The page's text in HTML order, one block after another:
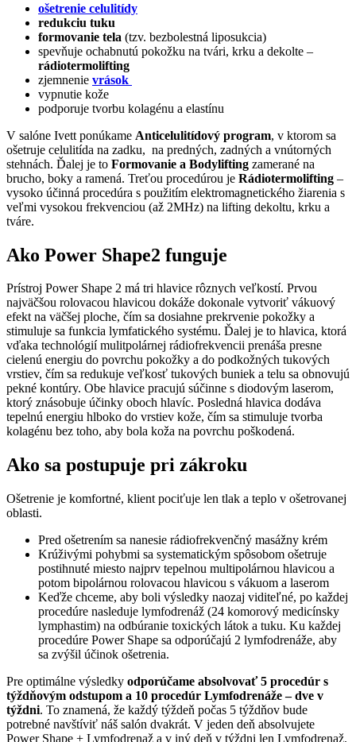
ošetrenie celulitídy
redukciu tuku
formovanie tela (tzv. bezbolestná liposukcia)
spevňuje ochabnutú pokožku na tvári, krku a dekolte –
rádiotermolifting
zjemnenie vrások
vypnutie kože
podporuje tvorbu kolagénu a elastínu
V salóne Ivett ponúkame Anticelulitídový program, v ktorom sa
ošetruje celulitída na zadku, na predných, zadných a vnútorných
stehnách. Ďalej je to Formovanie a Bodylifting zamerané na
brucho, boky a ramená. Treťou procedúrou je Rádiotermolifting –
vysoko účinná procedúra s použitím elektromagnetického žiarenia s
veľmi vysokou frekvenciou (až 2MHz) na lifting dekoltu, krku a
tváre.
Ako Power Shape2 funguje
Prístroj Power Shape 2 má tri hlavice rôznych veľkostí. Prvou
najväčšou rolovacou hlavicou dokáže dokonale vytvoriť vákuový
efekt na väčšej ploche, čím sa dosiahne prekrvenie pokožky a
stimuluje sa funkcia lymfatického systému. Ďalej je to hlavica, ktorá
vďaka technológií mulitpolárnej rádiofrekvencii prenáša presne
cielenú energiu do povrchu pokožky a do podkožných tukových
vrstiev, čím sa redukuje veľkosť tukových buniek a telu sa obnovujú
pekné kontúry. Obe hlavice pracujú súčinne s diodovým laserom,
ktorý znásobuje účinky oboch hlavíc. Posledná hlavica dodáva
tepelnú energiu hlboko do vrstiev kože, čím sa stimuluje tvorba
kolagénu bez toho, aby bola koža na povrchu poškodená.
Ako sa postupuje pri zákroku
Ošetrenie je komfortné, klient pociťuje len tlak a teplo v ošetrovanej
oblasti.
Pred ošetrením sa nanesie rádiofrekvenčný masážny krém
Krúživými pohybmi sa systematickým spôsobom ošetruje
postihnuté miesto najprv tepelnou multipolárnou hlavicou a
potom bipolárnou rolovacou hlavicou s vákuom a laserom
Keďže chceme, aby boli výsledky naozaj viditeľné, po každej
procedúre nasleduje lymfodrenáž (24 komorový medicínsky
lymphastim) na odbúranie toxických látok a tuku. Ku každej
procedúre Power Shape sa odporúčajú 2 lymfodrenáže, aby
sa zvýšil účinok ošetrenia.
Pre optimálne výsledky odporúčame absolvovať 5 procedúr s
týždňovým odstupom a 10 procedúr Lymfodrenáže – dve v
týždni. To znamená, že každý týždeň počas 5 týždňov bude
potrebné navštíviť náš salón dvakrát. V jeden deň absolvujete
Power Shape + Lymfodrenaž a v iný deň v týždni len Lymfodrenaž.